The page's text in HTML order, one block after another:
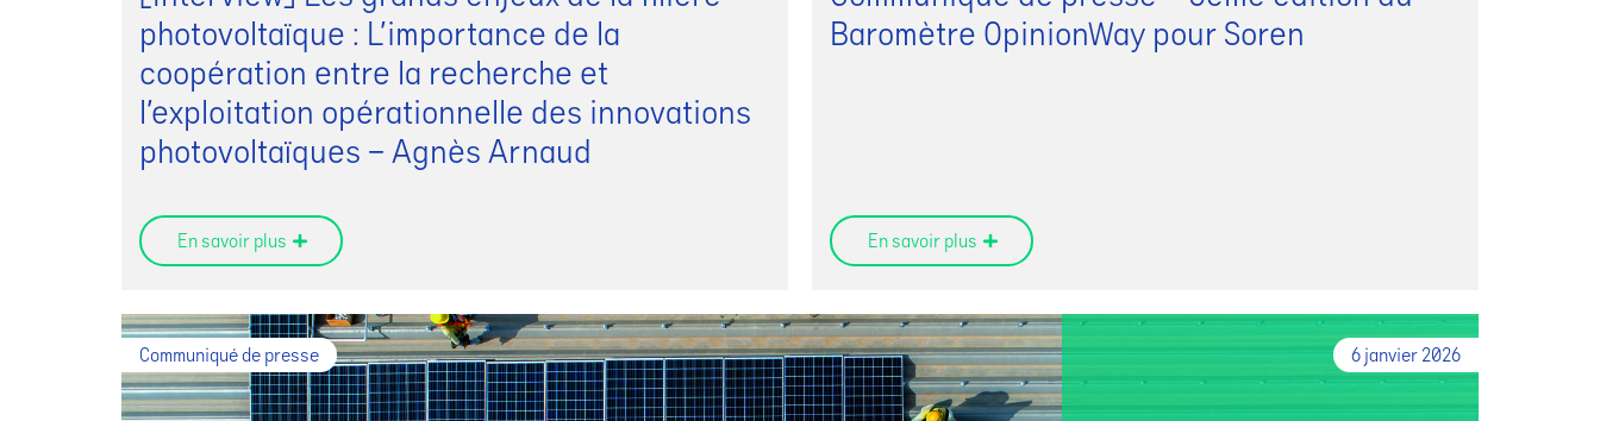
photovoltaïque : L’importance de la
coopération entre la recherche et
l’exploitation opérationnelle des innovations
photovoltaïques – Agnès Arnaud
En savoir plus
Baromètre OpinionWay pour Soren
En savoir plus
6 janvier 2026
Communiqué de presse